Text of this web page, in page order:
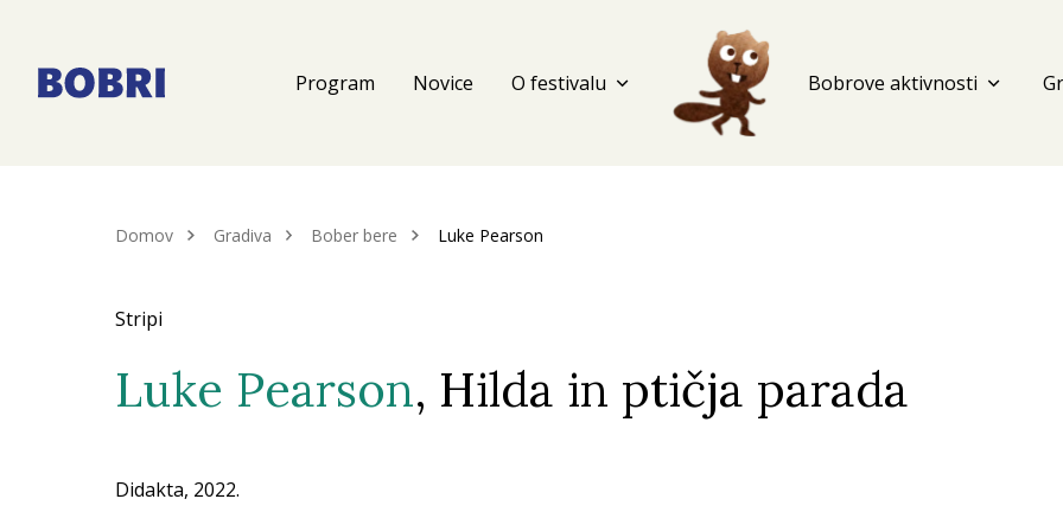
Program Novice O festivalu expand_more Bobrove aktivnosti expand_more
Domov Gradiva Bober bere Luke Pearson
Stripi
Luke Pearson, Hilda in ptičja parada
Didakta, 2022.